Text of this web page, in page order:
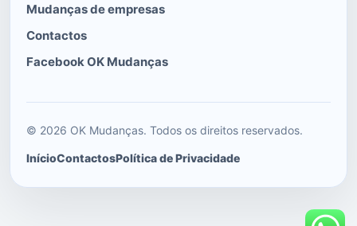
Mudanças de empresas
Contactos
Facebook OK Mudanças
© 2026 OK Mudanças. Todos os direitos reservados.
InícioContactosPolítica de Privacidade